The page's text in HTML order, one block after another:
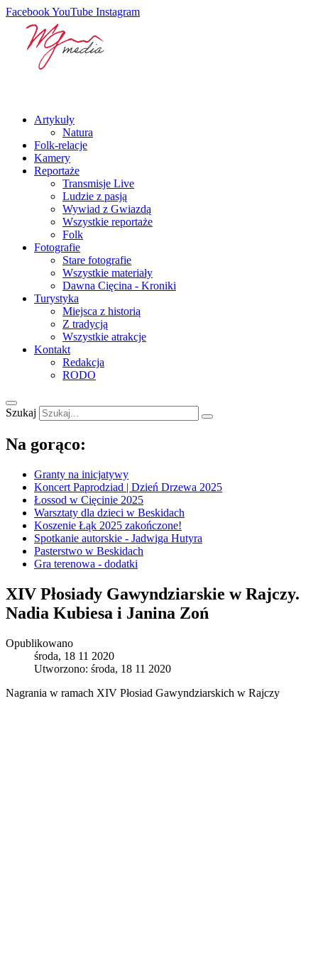
FacebookYouTube Instagram
Artykuły
Natura
Folk-relacje
Kamery
Reportaże
Transmisje Live
Ludzie z pasją
Wywiad z Gwiazdą
Wszystkie reportaże
Folk
Fotografie
Stare fotografie
Wszystkie materiały
Dawna Cięcina - Kroniki
Turystyka
Miejsca z historią
Z tradycją
Wszystkie atrakcje
Kontakt
Redakcja
RODO
Szukaj
Na gorąco:
Granty na inicjatywy
Koncert Paprodziad | Dzień Drzewa 2025
Łossod w Cięcinie 2025
Warsztaty dla dzieci w Beskidach
Koszenie Łąk 2025 zakończone!
Spotkanie autorskie - Jadwiga Hutyra
Pasterstwo w Beskidach
Gra terenowa - dodatki
XIV Płosiady Gawyndziarskie w Rajczy.
Nadia Kubiesa i Janina Zoń
Opublikowano
środa, 18 11 2020
Utworzono: środa, 18 11 2020
Nagrania w ramach XIV Płosiad Gawyndziarskich w Rajczy